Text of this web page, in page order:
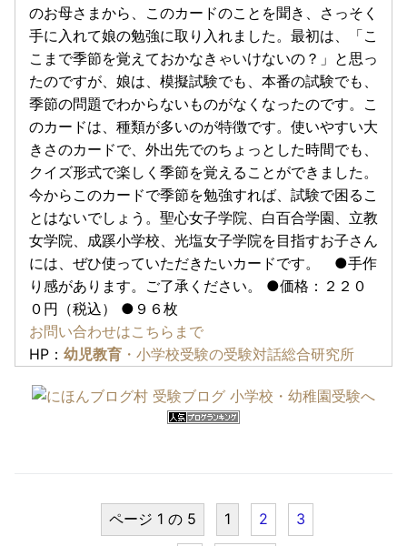
のお母さまから、このカードのことを聞き、さっそく
手に入れて娘の勉強に取り入れました。最初は、「こ
こまで季節を覚えておかなきゃいけないの？」と思っ
たのですが、娘は、模擬試験でも、本番の試験でも、
季節の問題でわからないものがなくなったのです。こ
のカードは、種類が多いのが特徴です。使いやすい大
きさのカードで、外出先でのちょっとした時間でも、
クイズ形式で楽しく季節を覚えることができました。
今からこのカードで季節を勉強すれば、試験で困るこ
とはないでしょう。聖心女子学院、白百合学園、立教
女学院、成蹊小学校、光塩女子学院を目指すお子さん
には、ぜひ使っていただきたいカードです。 ●手作
り感があります。ご了承ください。 ●価格：２２０
０円（税込） ●９６枚
お問い合わせはこちらまで
HP： 幼児教育 ・小学校受験の受験対話総合研究所
ページ 1 の 5 1 2 3